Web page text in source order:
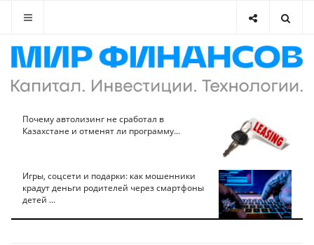
Почему автолизинг не сработал в
Казахстане и отменят ли программу...
Игры, соцсети и подарки: как мошенники
крадут деньги родителей через смартфоны
детей ...